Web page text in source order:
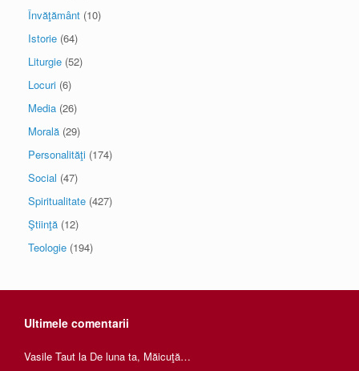
Învăţământ (10)
Istorie (64)
Liturgie (52)
Locuri (6)
Media (26)
Morală (29)
Personalităţi (174)
Social (47)
Spiritualitate (427)
Ştiinţă (12)
Teologie (194)
Ultimele comentarii
Vasile Taut la De luna ta, Măicuţă…